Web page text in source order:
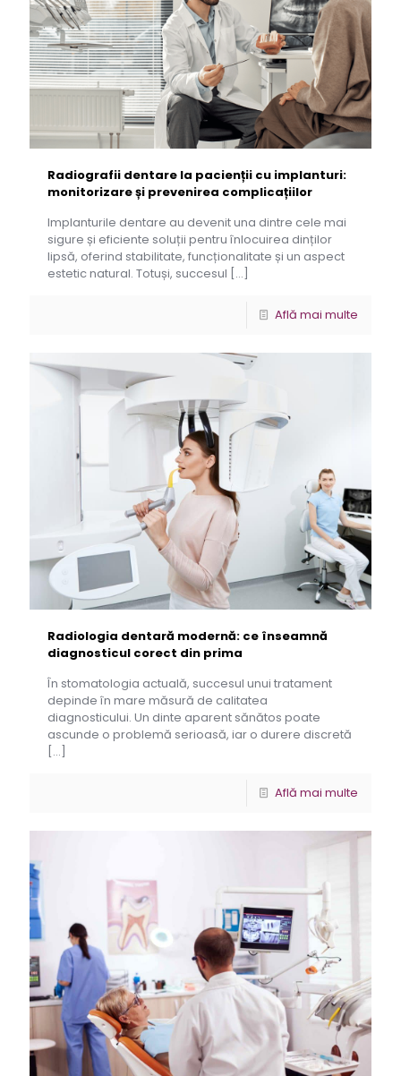
Radiografii dentare la pacienții cu implanturi:
monitorizare și prevenirea complicațiilor
Implanturile dentare au devenit una dintre cele mai
sigure și eficiente soluții pentru înlocuirea dinților
lipsă, oferind stabilitate, funcționalitate și un aspect
estetic natural. Totuși, succesul […]
Află mai multe
Radiologia dentară modernă: ce înseamnă
diagnosticul corect din prima
În stomatologia actuală, succesul unui tratament
depinde în mare măsură de calitatea
diagnosticului. Un dinte aparent sănătos poate
ascunde o problemă serioasă, iar o durere discretă
[…]
Află mai multe